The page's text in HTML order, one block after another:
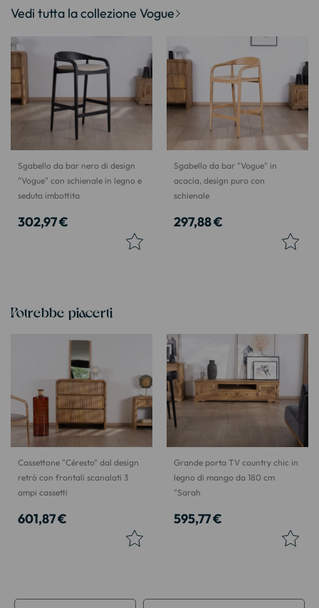
Vedi tutta la collezione Vogue
Sgabello da bar nero di design
"Vogue" con schienale in legno e
seduta imbottita
302,97 €
Sgabello da bar "Vogue" in
acacia, design puro con
schienale
297,88 €
Potrebbe piacerti
Cassettone "Céresto" dal design
retrò con frontali scanalati 3
ampi cassetti
601,87 €
Grande porta TV country chic in
legno di mango da 180 cm
"Sarah
595,77 €